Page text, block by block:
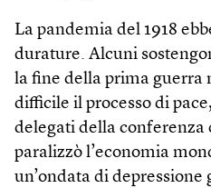
La pandemia del 1918
durature. Alcuni
la fine della prima guerra
difficile il processo di
delegati della conferenza
paralizzò l’economia
un’ondata di